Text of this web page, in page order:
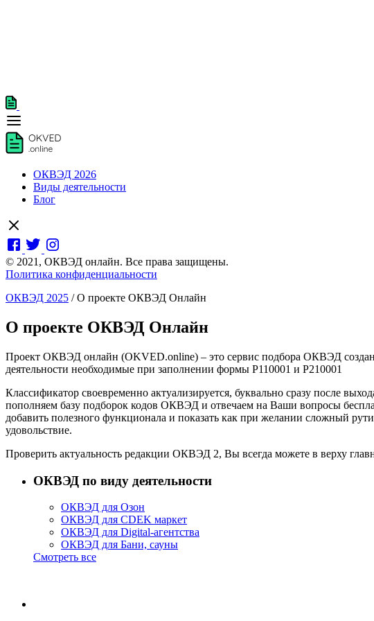
ОКВЭД 2026
Виды деятельности
Блог
© 2021, ОКВЭД онлайн. Все права защищены.
Политика конфиденциальности
ОКВЭД 2025 /О проекте ОКВЭД Онлайн
О проекте ОКВЭД Онлайн
Проект ОКВЭД онлайн (OKVED.online) – это сервис подбора ОКВЭД
деятельности необходимые при заполнении формы P110001 и P210001
Классификатор своевременно актуализируется, буквально сразу после
пополняем базу подборок кодов ОКВЭД и отвечаем на Ваши вопросы
добавить полезного функционала и показать как при желании сложный
удовольствие.
Проверить актуальность редакции ОКВЭД 2, Вы всегда можете в верху
ОКВЭД по виду деятельности
ОКВЭД для Озон
ОКВЭД для CDEK маркет
ОКВЭД для Digital-агентства
ОКВЭД для Бани, сауны
Смотреть все